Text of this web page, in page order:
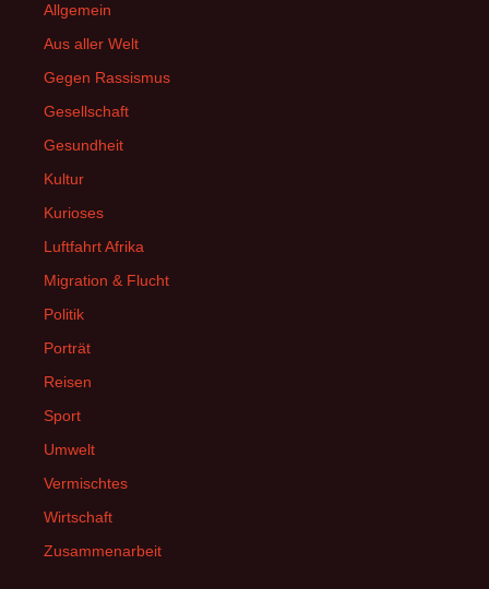
Allgemein
Aus aller Welt
Gegen Rassismus
Gesellschaft
Gesundheit
Kultur
Kurioses
Luftfahrt Afrika
Migration & Flucht
Politik
Porträt
Reisen
Sport
Umwelt
Vermischtes
Wirtschaft
Zusammenarbeit